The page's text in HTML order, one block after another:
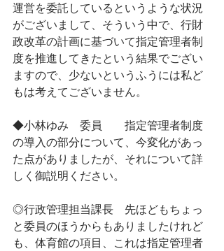
運営を委託しているというような状況
がございまして、そういう中で、行財
政改革の計画に基づいて指定管理者制
度を推進してきたという結果でござい
ますので、少ないというふうには私ど
もは考えてございません。
◆小林ゆみ　委員　　指定管理者制度
の導入の部分について、今変化があっ
た点がありましたが、それについて詳
しく御説明ください。
◎行政管理担当課長　先ほどもちょっ
と委員のほうからもありましたけれど
も、体育館の項目、これは指定管理者